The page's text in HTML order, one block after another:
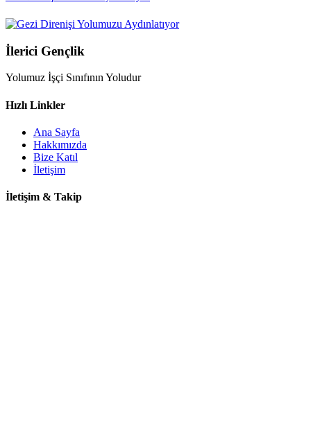
İlerici Gençlik
Yolumuz İşçi Sınıfının Yoludur
Hızlı Linkler
Ana Sayfa
Hakkımızda
Bize Katıl
İletişim
İletişim & Takip